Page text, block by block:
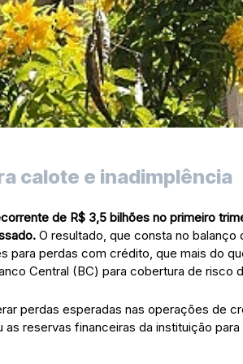
calote e inadimplência
de R$ 3,5 bilhões no primeiro
O resultado, que consta no balanço
perdas com crédito, que mais do
Central (BC) para cobertura de risco
perdas esperadas nas operações de
reservas financeiras da instituição